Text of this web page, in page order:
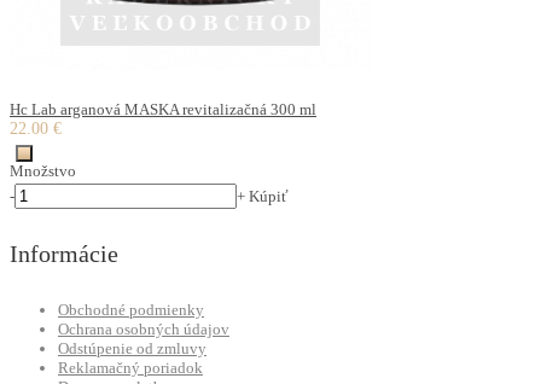
Hc Lab arganová MASKA revitalizačná 300 ml
22.00 €
Množstvo
-
+ Kúpiť
Informácie
Obchodné podmienky
Ochrana osobných údajov
Odstúpenie od zmluvy
Reklamačný poriadok